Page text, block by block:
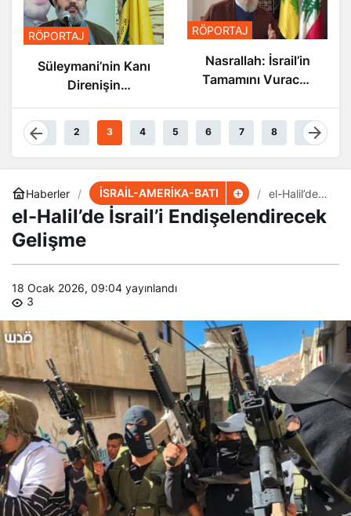
RÖPORTAJ
Süleymani’nin Kanı
Direnişin
Damarlarında
Akıyor
RÖPORTAJ
Nasrallah: İsrail’in
Tamamını Vuracak
1 2 3 4 5 6 7 8 9
Haberler İSRAİL-AMERİKA-BATI
el-Halil’de
İsrail’i
Endişelendir
el-Halil’de İsrail’i Endişelendirecek
Gelişme
18 Ocak 2026, 09:04 yayınlandı
3